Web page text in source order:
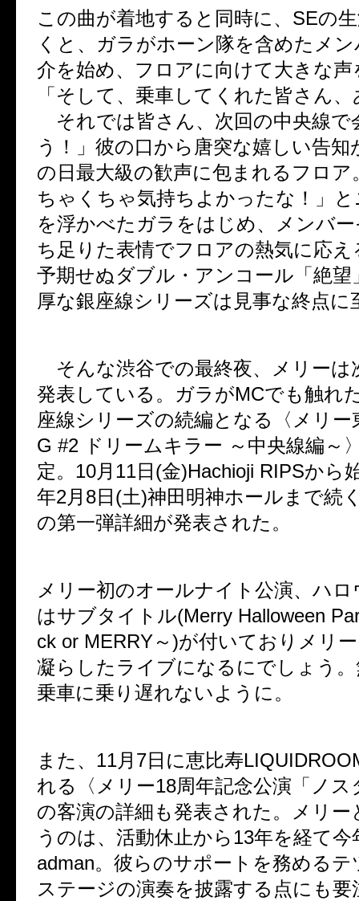
この曲が着地すると同時に、 SEの
くと、ガラがホーン隊を含めたメ
介を始め、フロアに向けて大きな声
「そして、乗車してくれた皆さん
それでは皆さん、次回の中央線で
う！」彼の口から唐突な嬉しい告知
の日最大級の歓声に包まれるフロア
ちゃくちゃ気持ちよかったな！」
を浮かべたガラをはじめ、メンバ
ち足りた表情でフロアの熱気に応
予期せぬダブル・アンコール「絶望
厚な銀座線シリーズは見事な終点に
そんな渋谷での最終夜、メリーは
発表している。ガラがMCでも触れ
座線シリーズの続編となる〈メリー
G #2 ドリームキラー ～中央線編～
定。 10月 11日 (金)Hachioji RIPSから
年2月 8日 (土)神田明神ホールまで続
の第一弾詳細が発表された。
メリー初のオールナイト公演、ハ
はサブタイトル(Merry Halloween
ck or MERRY～)が付いておりメリ
凝らしたライブになるにでしょう
乗車に乗り遅れないように。
また、 11月 7日に恵比寿
れる〈メリー18周年記念公演「ノ
の客演の詳細も発表された。メリー
うのは、活動休止から13年を経て今
adman。彼らのサポートを務めるテ
ステージの演奏を披露する点にも要